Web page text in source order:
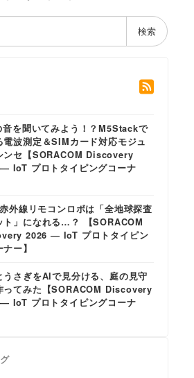
検索
を聞いてみよう！？M5Stackで
電波測定＆SIMカード対応モジュ
ンセ【SORACOM Discovery
IoT プロトタイピングコーナ
外線リモコンロボは「全地球探査
ト」になれる…？ 【SORACOM
2026 ― IoT プロトタイピン
ー】
うさぎをAIで見分ける、庭の見守
ってみた【SORACOM Discovery
IoT プロトタイピングコーナ